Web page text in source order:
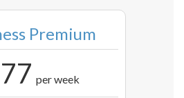
Premium
per week